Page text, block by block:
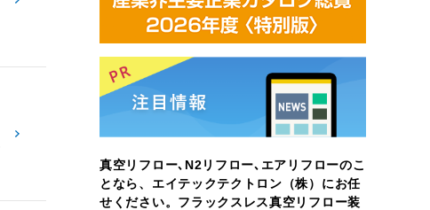
真空リフロー､N2リフロー､エアリフローのこ
となら、エイテックテクトロン（株）にお任
せください。フラックスレス真空リフロー装